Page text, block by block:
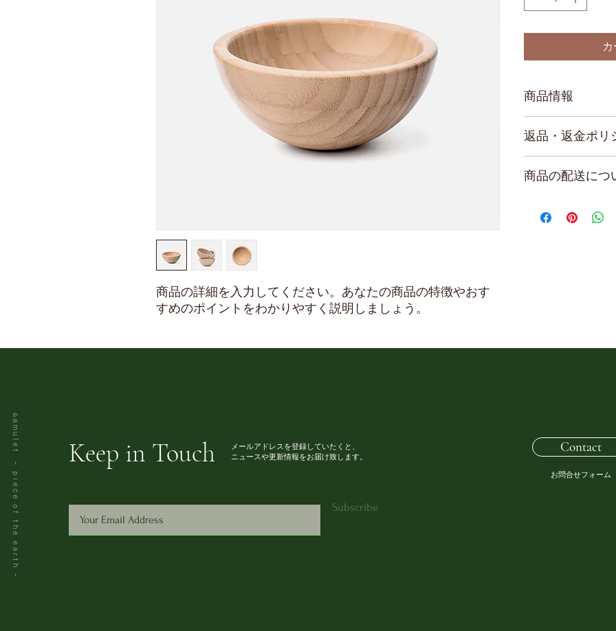
商品の詳細を入力してください。あなたの商品の特徴やおす
すめのポイントをわかりやすく説明しましょう。
商品情報
明に加え、商品の特
返品・返金ポリ
だけなかった場合の
商品の配送につ
する情報を入力して
&
amulet - piece of the earth - Keep in Touch
メールアドレスを登録していたくと、
ニュースや更新情報をお届け致します。
Subscribe
Contact
お問合せフォーム